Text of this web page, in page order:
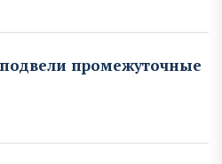
промежуточные